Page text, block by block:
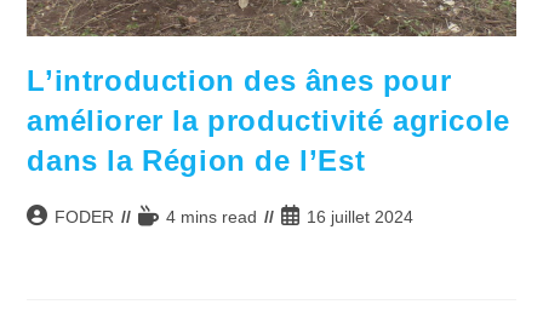
L’introduction des ânes pour
améliorer la productivité agricole
dans la Région de l’Est
Auteur/autrice
FODER
Temps4 mins read
Publication
16 juillet 2024